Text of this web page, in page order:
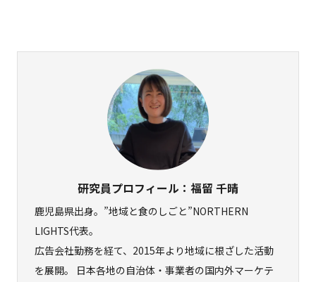
研究員プロフィール：福留 千晴
鹿児島県出身。”地域と食のしごと”NORTHERN
LIGHTS代表。
広告会社勤務を経て、2015年より地域に根ざした活動
を展開。 日本各地の自治体・事業者の国内外マーケテ